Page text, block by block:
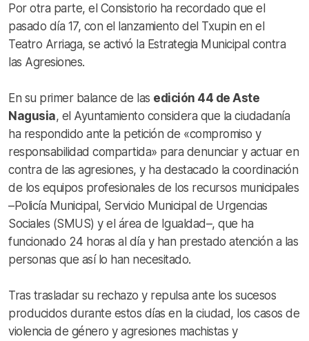
Por otra parte, el Consistorio ha recordado que el
pasado día 17, con el lanzamiento del Txupin en el
Teatro Arriaga, se activó la Estrategia Municipal contra
las Agresiones.
En su primer balance de las edición 44 de Aste
Nagusia, el Ayuntamiento considera que la ciudadanía
ha respondido ante la petición de «compromiso y
responsabilidad compartida» para denunciar y actuar en
contra de las agresiones, y ha destacado la coordinación
de los equipos profesionales de los recursos municipales
–Policía Municipal, Servicio Municipal de Urgencias
Sociales (SMUS) y el área de Igualdad–, que ha
funcionado 24 horas al día y han prestado atención a las
personas que así lo han necesitado.
Tras trasladar su rechazo y repulsa ante los sucesos
producidos durante estos días en la ciudad, los casos de
violencia de género y agresiones machistas y